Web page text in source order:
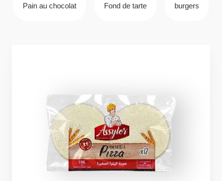
Pain au chocolat Fond de tarte burgers